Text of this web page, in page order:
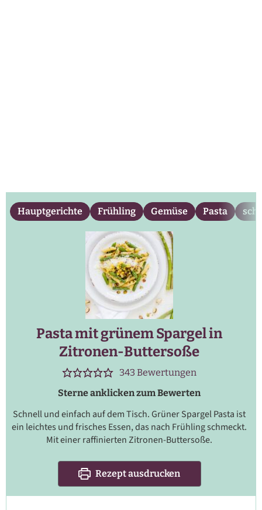
Hauptgerichte Frühling Gemüse Pasta
Pasta mit grünem Spargel in
Zitronen-Buttersoße
343 Bewertungen
Sterne anklicken zum Bewerten
Schnell und einfach auf dem Tisch. Grüner Spargel Pasta ist
ein leichtes und frisches Essen, das nach Frühling schmeckt.
Mit einer raffinierten Zitronen-Buttersoße.
Rezept ausdrucken